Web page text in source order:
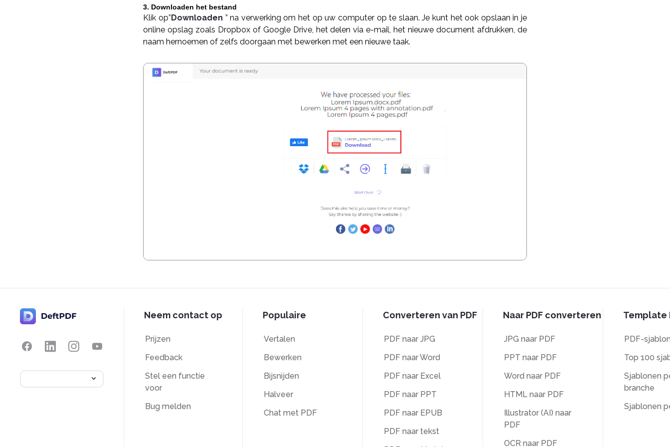
3. Downloaden het bestand
Klik op”Downloaden ” na verwerking om het op uw computer op te slaan. Je kunt het ook opslaan in je
online opslag zoals Dropbox of Google Drive, het delen via e-mail, het nieuwe document afdrukken, de
naam hernoemen of zelfs doorgaan met bewerken met een nieuwe taak.
Neem contact op
Prijzen
Feedback
Stel een functie
voor
Bug melden
Populaire
Vertalen
Bewerken
Bijsnijden
Halveer
Chat met PDF
Converteren van PDF
PDF naar JPG
PDF naar Word
PDF naar Excel
PDF naar PPT
PDF naar EPUB
PDF naar tekst
Naar PDF converteren
JPG naar PDF
PPT naar PDF
Word naar PDF
HTML naar PDF
Illustrator (AI) naar
PDF
OCR naar PDF
Template
PDF-
Top 100
Sjablonen
branche
Sjablonen